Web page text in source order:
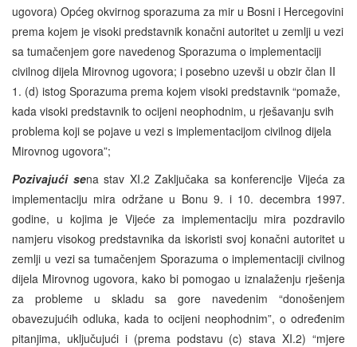
ugovora) Općeg okvirnog sporazuma za mir u Bosni i Hercegovini
prema kojem je visoki predstavnik konačni autoritet u zemlji u vezi
sa tumačenjem gore navedenog Sporazuma o implementaciji
civilnog dijela Mirovnog ugovora; i posebno uzevši u obzir član II
1. (d) istog Sporazuma prema kojem visoki predstavnik “pomaže,
kada visoki predstavnik to ocijeni neophodnim, u rješavanju svih
problema koji se pojave u vezi s implementacijom civilnog dijela
Mirovnog ugovora”;
Pozivajući sena stav XI.2 Zaključaka sa konferencije Vijeća za
implementaciju mira održane u Bonu 9. i 10. decembra 1997.
godine, u kojima je Vijeće za implementaciju mira pozdravilo
namjeru visokog predstavnika da iskoristi svoj konačni autoritet u
zemlji u vezi sa tumačenjem Sporazuma o implementaciji civilnog
dijela Mirovnog ugovora, kako bi pomogao u iznalaženju rješenja
za probleme u skladu sa gore navedenim “donošenjem
obavezujućih odluka, kada to ocijeni neophodnim”, o određenim
pitanjima, uključujući i (prema podstavu (c) stava XI.2) “mjere